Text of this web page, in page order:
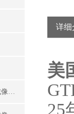
漂泊者UC（Rover UC）可视成像地下金属探测器
详细
美
25